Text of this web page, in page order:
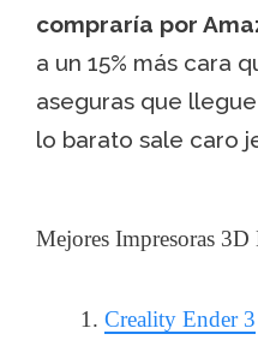
compraría por
a un 15% más cara
aseguras que
lo barato sale caro
Mejores Impresoras 3D
Creality Ender 3